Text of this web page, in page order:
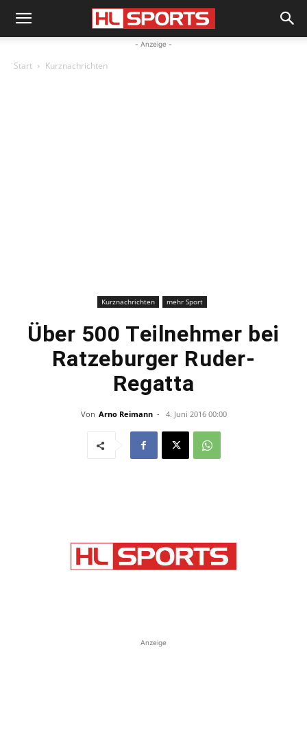
- Anzeige -
Start Kurznachrichten
Kurznachrichten mehr Sport
Über 500 Teilnehmer bei
Ratzeburger Ruder-
Regatta
Von Arno Reimann - 4. Juni 2016 00:00
Anzeige